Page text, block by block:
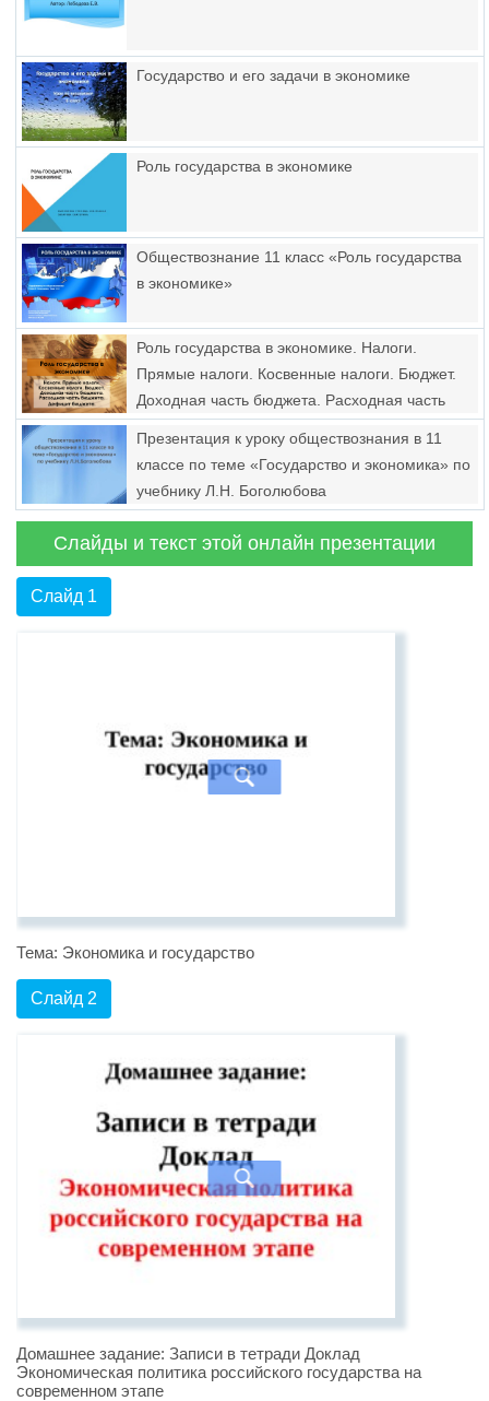
Государство и его задачи в экономике
Роль государства в экономике
Обществознание 11 класс «Роль государства
в экономике»
Роль государства в экономике. Налоги.
Прямые налоги. Косвенные налоги. Бюджет.
Доходная часть бюджета. Расходная часть
Презентация к уроку обществознания в 11
классе по теме «Государство и экономика» по
учебнику Л.Н. Боголюбова
Слайды и текст этой онлайн презентации
Слайд 1
Тема: Экономика и государство
Слайд 2
Домашнее задание: Записи в тетради Доклад
Экономическая политика российского государства на
современном этапе